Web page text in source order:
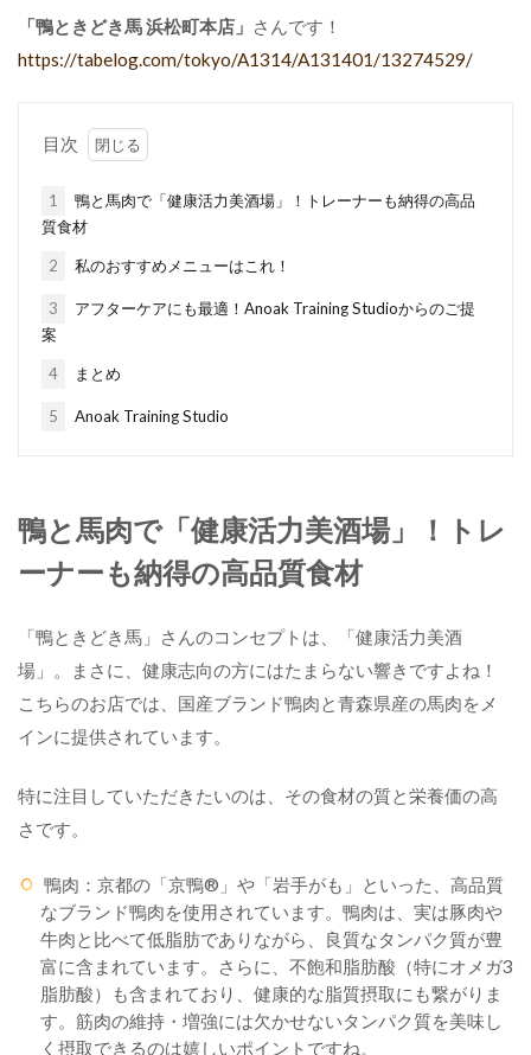
「鴨ときどき馬 浜松町本店」 さんです！
https://tabelog.com/tokyo/A1314/A131401/13274529/
目次
1
鴨と馬肉で「健康活力美酒場」！トレーナーも納得の高品
質食材
2 私のおすすめメニューはこれ！
3
アフターケアにも最適！Anoak Training Studioからのご提
案
4 まとめ
5 Anoak Training Studio
鴨と馬肉で「健康活力美酒場」！トレ
ーナーも納得の高品質食材
「鴨ときどき馬」さんのコンセプトは、「健康活力美酒
場」。まさに、健康志向の方にはたまらない響きですよね！
こちらのお店では、国産ブランド鴨肉と青森県産の馬肉をメ
インに提供されています。
特に注目していただきたいのは、その食材の質と栄養価の高
さです。
鴨肉：京都の「京鴨®」や「岩手がも」といった、高品質
なブランド鴨肉を使用されています。鴨肉は、実は豚肉や
牛肉と比べて低脂肪でありながら、良質なタンパク質が豊
富に含まれています。さらに、不飽和脂肪酸（特にオメガ3
脂肪酸）も含まれており、健康的な脂質摂取にも繋がりま
す。筋肉の維持・増強には欠かせないタンパク質を美味し
く摂取できるのは嬉しいポイントですね。